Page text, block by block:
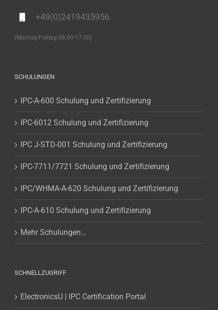
+49(0)2419435956
(Montag-Freitag 08:00-17:00)
SCHULUNGEN
IPC-A-600 Schulung und Zertifizierung
IPC-6012 Schulung und Zertifizierung
IPC J-STD-001 Schulung und Zertifizierung
IPC-7711/7721 Schulung und Zertifizierung
IPC/WHMA-A-620 Schulung und Zertifizierung
IPC-A-610 Schulung und Zertifizierung
Mehr Schulungen…
SCHNELLZUGRIFF
ElectronicsU | IPC Certification Portal